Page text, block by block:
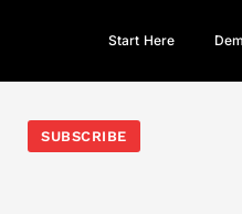
今日熱門新聞TOP3｜西拉雅族正
Start Here
SUBSCRIBE